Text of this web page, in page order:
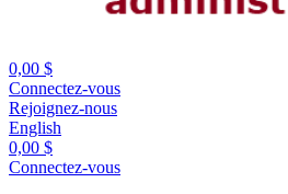
0,00 $
Connectez-vous
Rejoignez-nous
English
0,00 $
Connectez-vous